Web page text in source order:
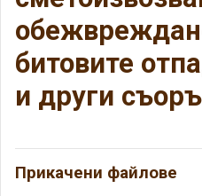
битовите
и други
Прикачени файлове